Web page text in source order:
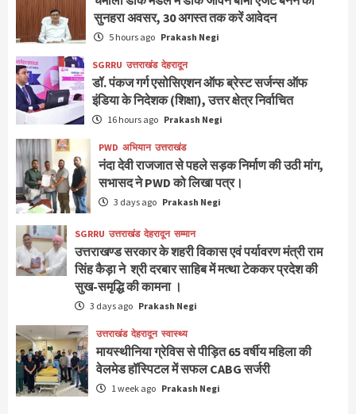
सुनहरा अवसर, 30 अगस्त तक करें आवेदन
5 hours ago Prakash Negi
SGRRU उत्तराखंड देहरादून
डॉ. पंकज गर्ग एसोसिएशन ऑफ ब्रेस्ट सर्जन्स ऑफ
इंडिया के निदेशक (शिक्षा), उत्तर क्षेत्र निर्वाचित
16 hours ago Prakash Negi
PWD अभियान उत्तराखंड
नंदा देवी राजजात से पहले सड़क निर्माण की उठी मांग,
सभासद ने PWD को लिखा पत्र।
3 days ago Prakash Negi
SGRRU उत्तराखंड देहरादून सम्मान
उत्तराखण्ड सरकार के शहरी विकास एवं पर्यावरण मंत्री राम
सिंह कैड़ा ने श्री दरबार साहिब में मत्था टेककर प्रदेश की
सुख-समृद्धि की कामना ।
3 days ago Prakash Negi
उत्तराखंड देहरादून स्वास्थ्य
मायस्थीनिया ग्रेविस से पीड़ित 65 वर्षीय महिला की
वेलमेड हॉस्पिटल में सफल CABG सर्जरी
1 week ago Prakash Negi